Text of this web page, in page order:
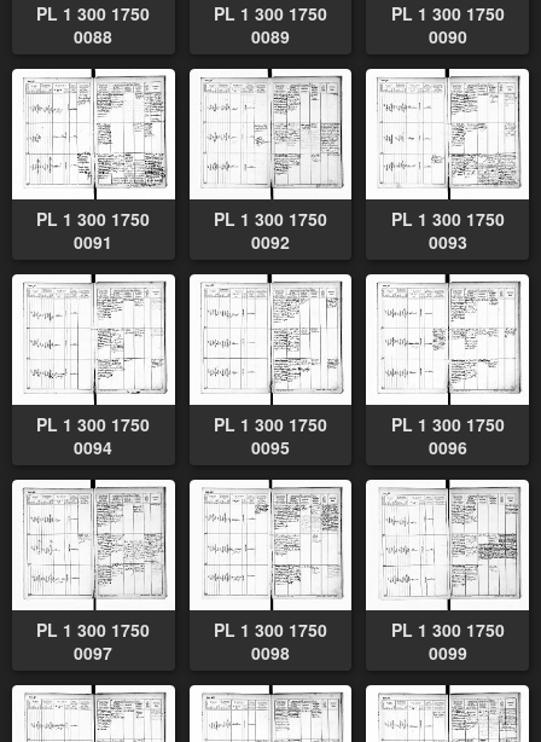
PL 1 300 1750
0088
PL 1 300 1750
0089
PL 1 300 1750
0090
PL 1 300 1750
0091
PL 1 300 1750
0092
PL 1 300 1750
0093
PL 1 300 1750
0094
PL 1 300 1750
0095
PL 1 300 1750
0096
PL 1 300 1750
0097
PL 1 300 1750
0098
PL 1 300 1750
0099